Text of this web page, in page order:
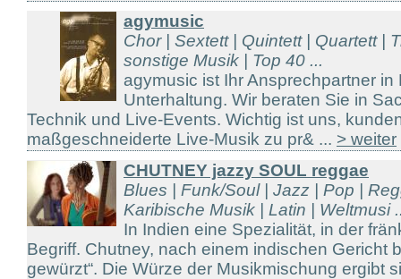
agymusic
Chor | Sextett | Quintett | Quartett |
sonstige Musik | Top 40 ...
agymusic ist Ihr Ansprechpartner
Unterhaltung. Wir beraten Sie in
Technik und Live-Events. Wichtig ist uns,
maßgeschneiderte Live-Musik zu pr& ... > weiter
CHUTNEY jazzy SOUL reggae
Blues | Funk/Soul | Jazz | Pop |
Karibische Musik | Latin | Weltmusi
In Indien eine Spezialität, in der
Begriff. Chutney, nach einem indischen Gericht
gewürzt“. Die Würze der Musikmischung ergibt